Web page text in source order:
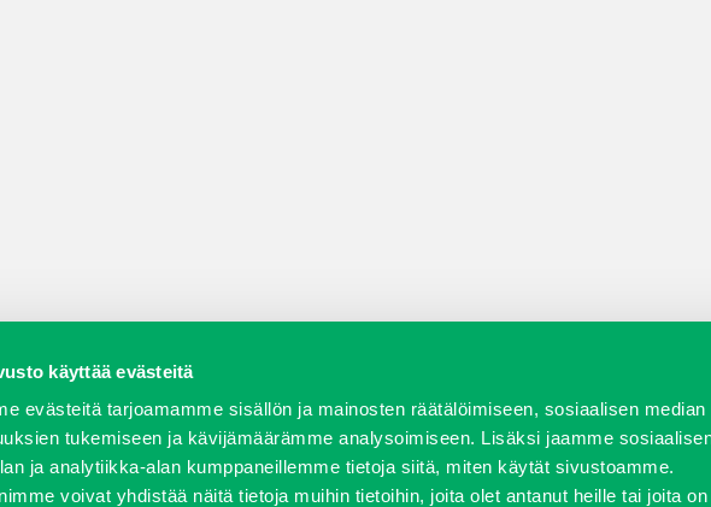
käyttää evästeitä
evästeitä tarjoamamme sisällön ja mainosten räätälöimiseen, sosiaalisen median
tukemiseen ja kävijämäärämme analysoimiseen. Lisäksi jaamme
ja analytiikka-alan kumppaneillemme tietoja siitä, miten käytät sivustoamme.
voivat yhdistää näitä tietoja muihin tietoihin, joita olet antanut heille tai joita
Huolto ja varaosat Verkkokauppa JT Vuokrakone Jälleenmyyjät